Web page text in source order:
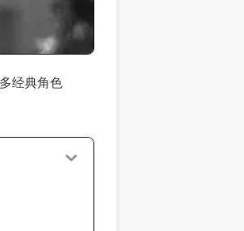
经典角色